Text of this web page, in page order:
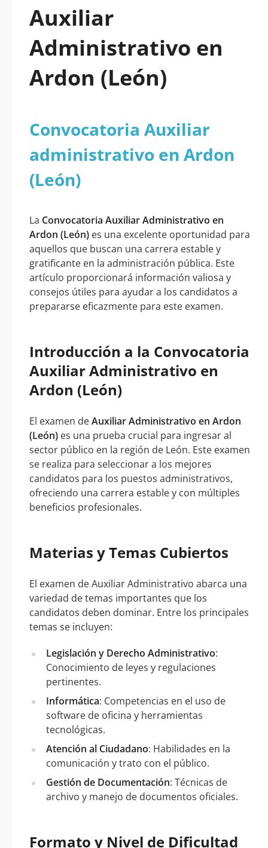
Auxiliar
Administrativo en
Ardon (León)
Convocatoria Auxiliar
administrativo en Ardon
(León)
La Convocatoria Auxiliar Administrativo en
Ardon (León) es una excelente oportunidad para
aquellos que buscan una carrera estable y
gratificante en la administración pública. Este
artículo proporcionará información valiosa y
consejos útiles para ayudar a los candidatos a
prepararse eficazmente para este examen.
Introducción a la Convocatoria
Auxiliar Administrativo en
Ardon (León)
El examen deAuxiliar Administrativo en Ardon
(León) es una prueba crucial para ingresar al
sector público en la región de León. Este examen
se realiza para seleccionar a los mejores
candidatos para los puestos administrativos,
ofreciendo una carrera estable y con múltiples
beneficios profesionales.
Materias y Temas Cubiertos
El examen de Auxiliar Administrativo abarca una
variedad de temas importantes que los
candidatos deben dominar. Entre los principales
temas se incluyen:
Legislación y Derecho Administrativo:
Conocimiento de leyes y regulaciones
pertinentes.
Informática: Competencias en el uso de
software de oficina y herramientas
tecnológicas.
Atención al Ciudadano: Habilidades en la
comunicación y trato con el público.
Gestión de Documentación: Técnicas de
archivo y manejo de documentos oficiales.
Formato y Nivel de Dificultad